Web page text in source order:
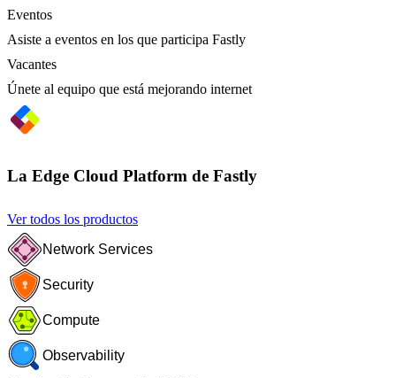
Eventos
Asiste a eventos en los que participa Fastly
Vacantes
Únete al equipo que está mejorando internet
La Edge Cloud Platform de Fastly
Ver todos los productos
Network Services
Security
Compute
Observability